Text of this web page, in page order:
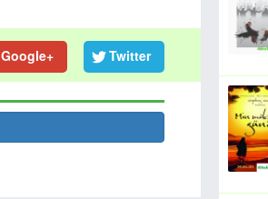
Google+ Twitter